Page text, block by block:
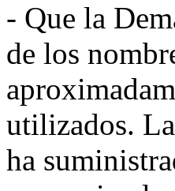
- Que la
de los
utilizados.
ha